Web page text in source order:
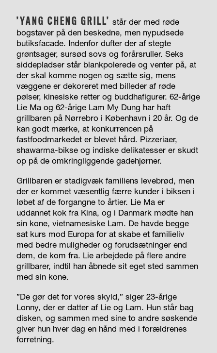
’YANG CHENG GRILL’ står der med røde
bogstaver på den beskedne, men nypudsede
butiksfacade. Indenfor dufter der af stegte
grøntsager, sursød sovs og forårsruller. Seks
siddepladser står blankpolerede og venter på, at
der skal komme nogen og sætte sig, mens
væggene er dekoreret med billeder af røde
pølser, kinesiske retter og buddhafigurer. 62-årige
Lie Ma og 62-årige Lam My Dung har haft
grillbaren på Nørrebro i København i 20 år. Og de
kan godt mærke, at konkurrencen på
fastfoodmarkedet er blevet hård. Pizzeriaer,
shawarma-bikse og indiske delikatesser er skudt
op på de omkringliggende gadehjørner.
Grillbaren er stadigvæk familiens levebrød, men
der er kommet væsentlig færre kunder i biksen i
løbet af de forgangne to årtier. Lie Ma er
uddannet kok fra Kina, og i Danmark mødte han
sin kone, vietnamesiske Lam. De havde begge
sat kurs mod Europa for at skabe et familieliv
med bedre muligheder og forudsætninger end
dem, de kom fra. Lie arbejdede på flere andre
grillbarer, indtil han åbnede sit eget sted sammen
med sin kone.
”De gør det for vores skyld,” siger 23-årige
Lonny, der er datter af Lie og Lam. Hun står bag
disken, og sammen med sine to andre søskende
giver hun hver dag en hånd med i forældrenes
forretning.